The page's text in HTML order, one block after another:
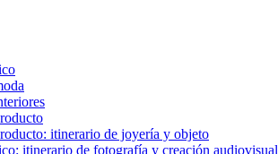
itinerario de joyería y objeto
itinerario de fotografía y creación audiovisual